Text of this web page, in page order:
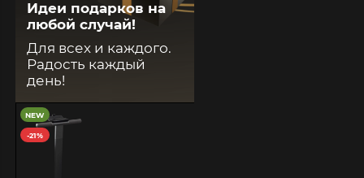
Идеи подарков на
любой случай!
Для всех и каждого.
Радость каждый
день!
NEW
-21%